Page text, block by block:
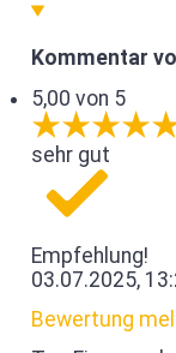
Kommentar
5,00 von 5
sehr gut
Empfehlung!
03.07.2025,
Bewertung